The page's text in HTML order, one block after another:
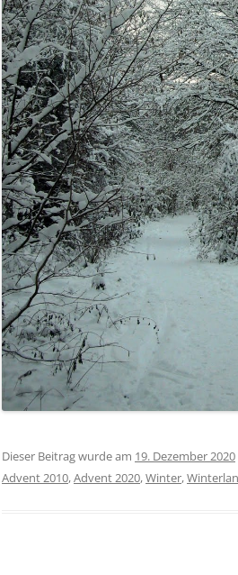
Dieser Beitrag wurde am 19. Dezember 2020
Advent 2010,Advent 2020,Winter,